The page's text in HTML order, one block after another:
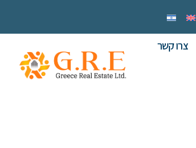
צרו קשר